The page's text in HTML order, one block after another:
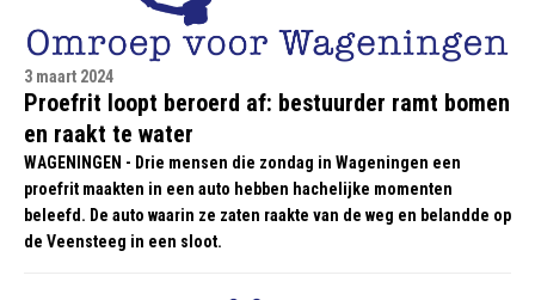
3 maart 2024
Proefrit loopt beroerd af: bestuurder ramt bomen
en raakt te water
WAGENINGEN - Drie mensen die zondag in Wageningen een
proefrit maakten in een auto hebben hachelijke momenten
beleefd. De auto waarin ze zaten raakte van de weg en belandde op
de Veensteeg in een sloot.